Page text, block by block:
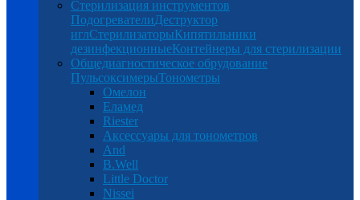
Стерилизация инструментов
ПодогревателиДеструктор
иглСтерилизаторыКипятильники
дезинфекционныеКонтейнеры для стерилизации
Общедиагностическое обрудование
ПульсоксимерыТонометры
Омелон
Еламед
Riester
Аксессуары для тонометров
And
B.Well
Little Doctor
Nissei